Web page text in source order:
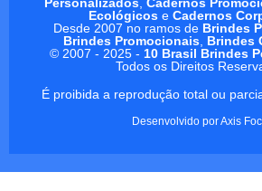
Personalizados, Cadernos
Ecológicos e Cadernos
Desde 2007 no ramos de Brindes
Brindes Promocionais, Brindes
© 2007 - 2025 - 10 Brasil Brindes
Todos os Direitos
É proibida a reprodução total ou
Desenvolvido porAxis